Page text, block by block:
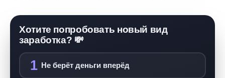
Хотите попробовать новый вид
заработка? 💸
1 Не берёт деньги вперёд